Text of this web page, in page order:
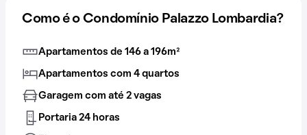
Como é o Condomínio Palazzo Lombardia?
Apartamentos de 146 a 196m²
Apartamentos com 4 quartos
Garagem com até 2 vagas
Portaria 24 horas